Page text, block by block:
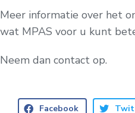
Meer informatie over het
wat MPAS voor u kunt
Neem dan contact op.
Facebook